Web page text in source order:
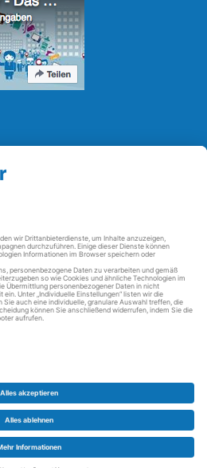
Für Produkte, die sich gut
Reparatur-Know-hows in
Partnerportal